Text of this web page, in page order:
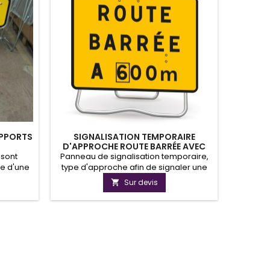
d'une
un
SIGNALISATION TEMPORAIRE
D'APPROCHE ROUTE BARRÉE AVEC
DISQUE
Panneau de signalisation temporaire,
type d'approche afin de signaler une
route barrée. Le panneau de route
barrée est équipé d'un disque de
distance afin de permettre une bonne
 Sur devis